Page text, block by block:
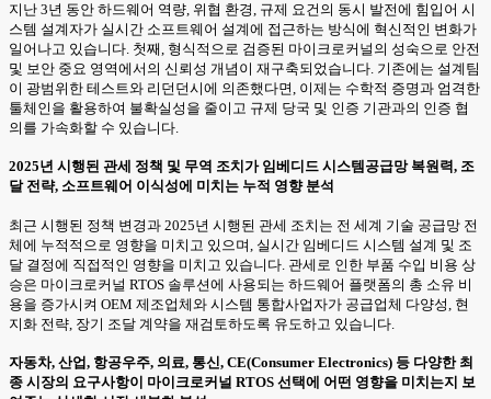
지난 3년 동안 하드웨어 역량, 위협 환경, 규제 요건의 동시 발전에 힘입어 시
스템 설계자가 실시간 소프트웨어 설계에 접근하는 방식에 혁신적인 변화가
일어나고 있습니다. 첫째, 형식적으로 검증된 마이크로커널의 성숙으로 안전
및 보안 중요 영역에서의 신뢰성 개념이 재구축되었습니다. 기존에는 설계팀
이 광범위한 테스트와 리던던시에 의존했다면, 이제는 수학적 증명과 엄격한
툴체인을 활용하여 불확실성을 줄이고 규제 당국 및 인증 기관과의 인증 협
의를 가속화할 수 있습니다.
2025년 시행된 관세 정책 및 무역 조치가 임베디드 시스템공급망 복원력, 조
달 전략, 소프트웨어 이식성에 미치는 누적 영향 분석
최근 시행된 정책 변경과 2025년 시행된 관세 조치는 전 세계 기술 공급망 전
체에 누적적으로 영향을 미치고 있으며, 실시간 임베디드 시스템 설계 및 조
달 결정에 직접적인 영향을 미치고 있습니다. 관세로 인한 부품 수입 비용 상
승은 마이크로커널 RTOS 솔루션에 사용되는 하드웨어 플랫폼의 총 소유 비
용을 증가시켜 OEM 제조업체와 시스템 통합사업자가 공급업체 다양성, 현
지화 전략, 장기 조달 계약을 재검토하도록 유도하고 있습니다.
자동차, 산업, 항공우주, 의료, 통신, CE(Consumer Electronics) 등 다양한 최
종 시장의 요구사항이 마이크로커널 RTOS 선택에 어떤 영향을 미치는지 보